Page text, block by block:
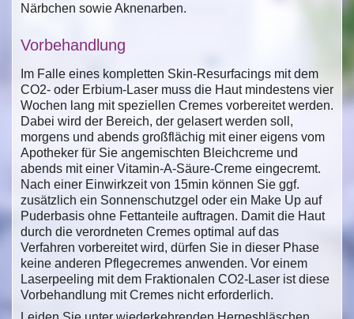
Närbchen sowie Aknenarben.
Vorbehandlung
Im Falle eines kompletten Skin-Resurfacings mit dem
CO2- oder Erbium-Laser muss die Haut mindestens vier
Wochen lang mit speziellen Cremes vorbereitet werden.
Dabei wird der Bereich, der gelasert werden soll,
morgens und abends großflächig mit einer eigens vom
Apotheker für Sie angemischten Bleichcreme und
abends mit einer Vitamin-A-Säure-Creme eingecremt.
Nach einer Einwirkzeit von 15min können Sie ggf.
zusätzlich ein Sonnenschutzgel oder ein Make Up auf
Puderbasis ohne Fettanteile auftragen. Damit die Haut
durch die verordneten Cremes optimal auf das
Verfahren vorbereitet wird, dürfen Sie in dieser Phase
keine anderen Pflegecremes anwenden. Vor einem
Laserpeeling mit dem Fraktionalen CO2-Laser ist diese
Vorbehandlung mit Cremes nicht erforderlich.